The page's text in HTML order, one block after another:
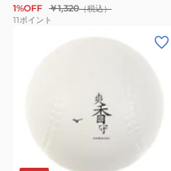
1%OFF ￥1,320（税込）
11ポイント